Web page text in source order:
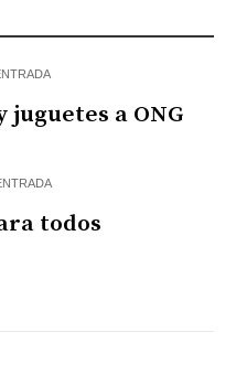
juguetes a ONG
todos